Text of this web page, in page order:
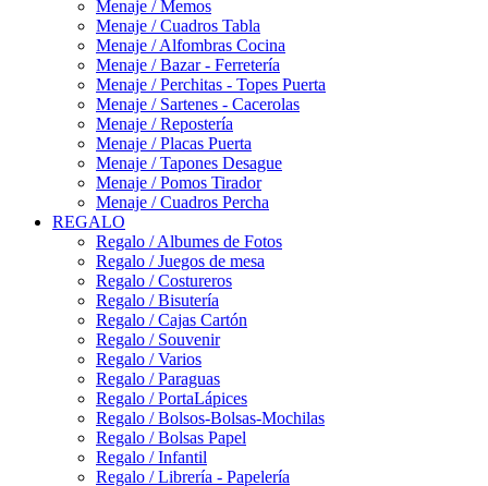
Menaje / Memos
Menaje / Cuadros Tabla
Menaje / Alfombras Cocina
Menaje / Bazar - Ferretería
Menaje / Perchitas - Topes Puerta
Menaje / Sartenes - Cacerolas
Menaje / Repostería
Menaje / Placas Puerta
Menaje / Tapones Desague
Menaje / Pomos Tirador
Menaje / Cuadros Percha
REGALO
Regalo / Albumes de Fotos
Regalo / Juegos de mesa
Regalo / Costureros
Regalo / Bisutería
Regalo / Cajas Cartón
Regalo / Souvenir
Regalo / Varios
Regalo / Paraguas
Regalo / PortaLápices
Regalo / Bolsos-Bolsas-Mochilas
Regalo / Bolsas Papel
Regalo / Infantil
Regalo / Librería - Papelería